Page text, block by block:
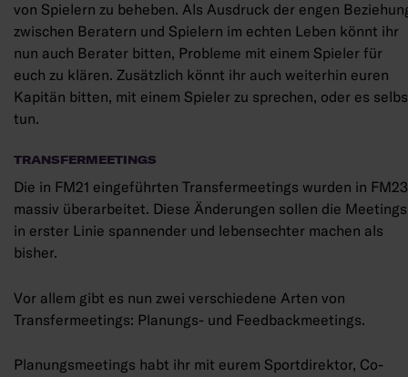
von Spielern zu beheben. Als Ausdruck der engen
zwischen Beratern und Spielern im echten Leben könnt ihr
nun auch Berater bitten, Probleme mit einem Spieler für
euch zu klären. Zusätzlich könnt ihr auch weiterhin euren
Kapitän bitten, mit einem Spieler zu sprechen, oder es
tun.
TRANSFERMEETINGS
Die in FM21 eingeführten Transfermeetings wurden in FM23
massiv überarbeitet. Diese Änderungen sollen die Meetings
in erster Linie spannender und lebensechter machen als
bisher.
Vor allem gibt es nun zwei verschiedene Arten von
Transfermeetings: Planungs- und Feedbackmeetings.
Planungsmeetings habt ihr mit eurem Sportdirektor, Co-